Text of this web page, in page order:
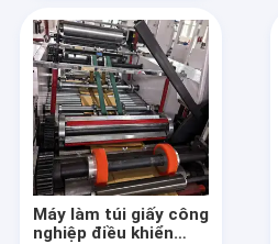
Máy làm túi giấy công
nghiệp điều khiển